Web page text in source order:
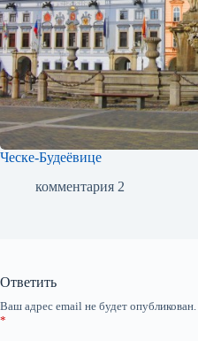
Ческе-Будеёвице
комментария 2
Ответить
Ваш адрес email не будет опубликован.
*